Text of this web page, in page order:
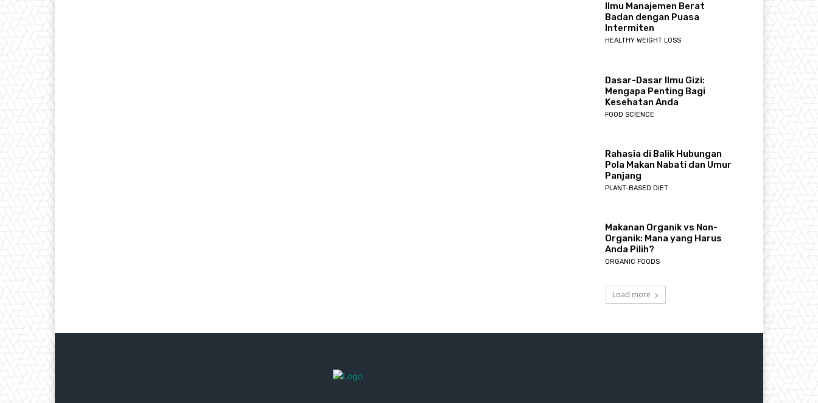
Ilmu Manajemen Berat
Badan dengan Puasa
Intermiten
HEALTHY WEIGHT LOSS
Dasar-Dasar Ilmu Gizi:
Mengapa Penting Bagi
Kesehatan Anda
FOOD SCIENCE
Rahasia di Balik Hubungan
Pola Makan Nabati dan Umur
Panjang
PLANT-BASED DIET
Makanan Organik vs Non-
Organik: Mana yang Harus
Anda Pilih?
ORGANIC FOODS
Load more